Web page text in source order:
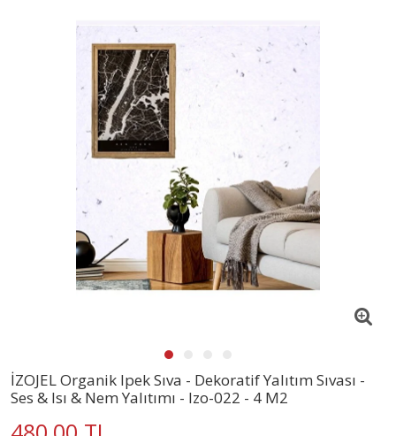
İZOJEL Organik Ipek Sıva - Dekoratif Yalıtım Sıvası -
Ses & Isı & Nem Yalıtımı - Izo-022 - 4 M2